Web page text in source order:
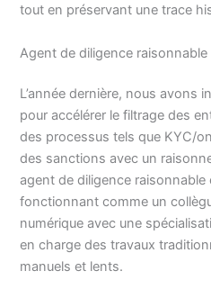
tout en préservant une trace
Agent de diligence raisonnable
L’année dernière, nous avons
pour accélérer le filtrage des
des processus tels que KYC/
des sanctions avec un
agent de diligence raisonnable
fonctionnant comme un
numérique avec une
en charge des travaux
manuels et lents.